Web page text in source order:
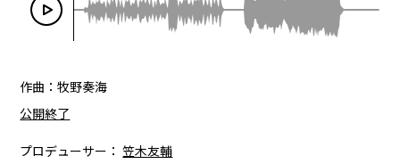
作曲：牧野奏海
公開終了
プロデューサー：笠木友輔